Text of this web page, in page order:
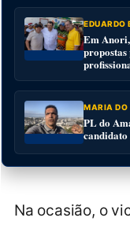
EDUARDO
Em
MARIA DO
PL do
Na ocasião, o